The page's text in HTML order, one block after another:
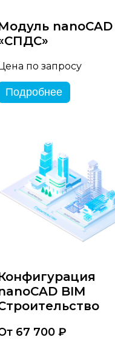
nanoCAD
по запросу
Подробнее
BIM
67 700 ₽